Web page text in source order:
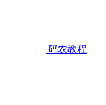
码农教程